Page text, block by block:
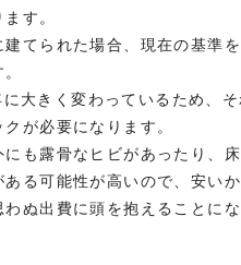
す。
てられた場合、現在の基準
大きく変わっているため、
が必要になります。
も露骨なヒビがあったり、
る可能性が高いので、安い
わぬ出費に頭を抱えることに